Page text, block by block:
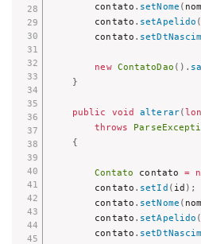
        contato
. setNome (
        contato
. setApelido
        contato
.
new ContatoDao ( ) .
}
public void alterar(
throws
{
Contato contato =
        contato
. setId ( id ) ;
        contato
. setNome (
        contato
. setApelido
        contato
.